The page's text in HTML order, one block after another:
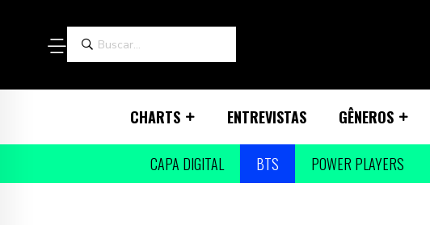
CHARTS ENTREVISTAS GÊNEROS
CAPA DIGITAL BTS POWER PLAYERS